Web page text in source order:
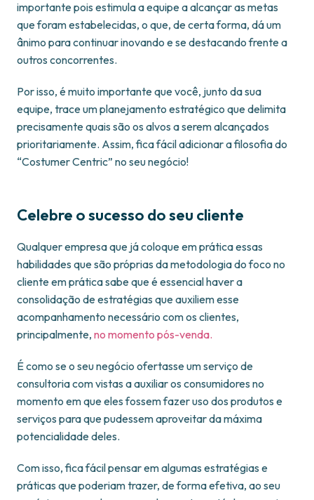
importante pois estimula a equipe a alcançar as metas
que foram estabelecidas, o que, de certa forma, dá um
ânimo para continuar inovando e se destacando frente a
outros concorrentes.
Por isso, é muito importante que você, junto da sua
equipe, trace um planejamento estratégico que delimita
precisamente quais são os alvos a serem alcançados
prioritariamente. Assim, fica fácil adicionar a filosofia do
“Costumer Centric” no seu negócio!
Celebre o sucesso do seu cliente
Qualquer empresa que já coloque em prática essas
habilidades que são próprias da metodologia do foco no
cliente em prática sabe que é essencial haver a
consolidação de estratégias que auxiliem esse
acompanhamento necessário com os clientes,
principalmente, no momento pós-venda.
É como se o seu negócio ofertasse um serviço de
consultoria com vistas a auxiliar os consumidores no
momento em que eles fossem fazer uso dos produtos e
serviços para que pudessem aproveitar da máxima
potencialidade deles.
Com isso, fica fácil pensar em algumas estratégias e
práticas que poderiam trazer, de forma efetiva, ao seu